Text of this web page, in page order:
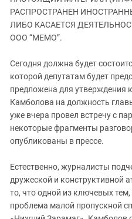
Дагестан
Ингушетия
Калмыкия
Карачаево-Черкесия
Краснодарский край
Нагорный Карабах
Российская Федерация
Северная Осетия - Алания
СКФО
Ставропольский край
РАСПРОСТРАНЕН
ЛИБО КАСАЕТСЯ
ООО “МЕМО”.
Сегодня должна будет
которой депутатам будет
предложена для утверждения
Камболова на должность
уже вчера провел встречу с
некоторые фрагменты
опубликованы в прессе.
Естественно, журналисты
дружеской и конструктивной
то, что одной из ключевых
проблема малой пропускной